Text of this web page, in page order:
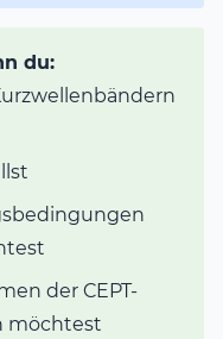
du:
der CEPT-
möchtest